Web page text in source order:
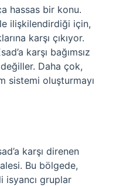
hassas bir konu.
ilişkilendirdiği için,
karşı çıkıyor.
karşı bağımsız
Daha çok,
sistemi oluşturmayı
karşı direnen
Bu bölgede,
isyancı gruplar